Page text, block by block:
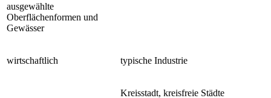
ausgewählte
Oberflächenformen und
Gewässer
wirtschaftlich typische Industrie
Kreisstadt, kreisfreie Städte